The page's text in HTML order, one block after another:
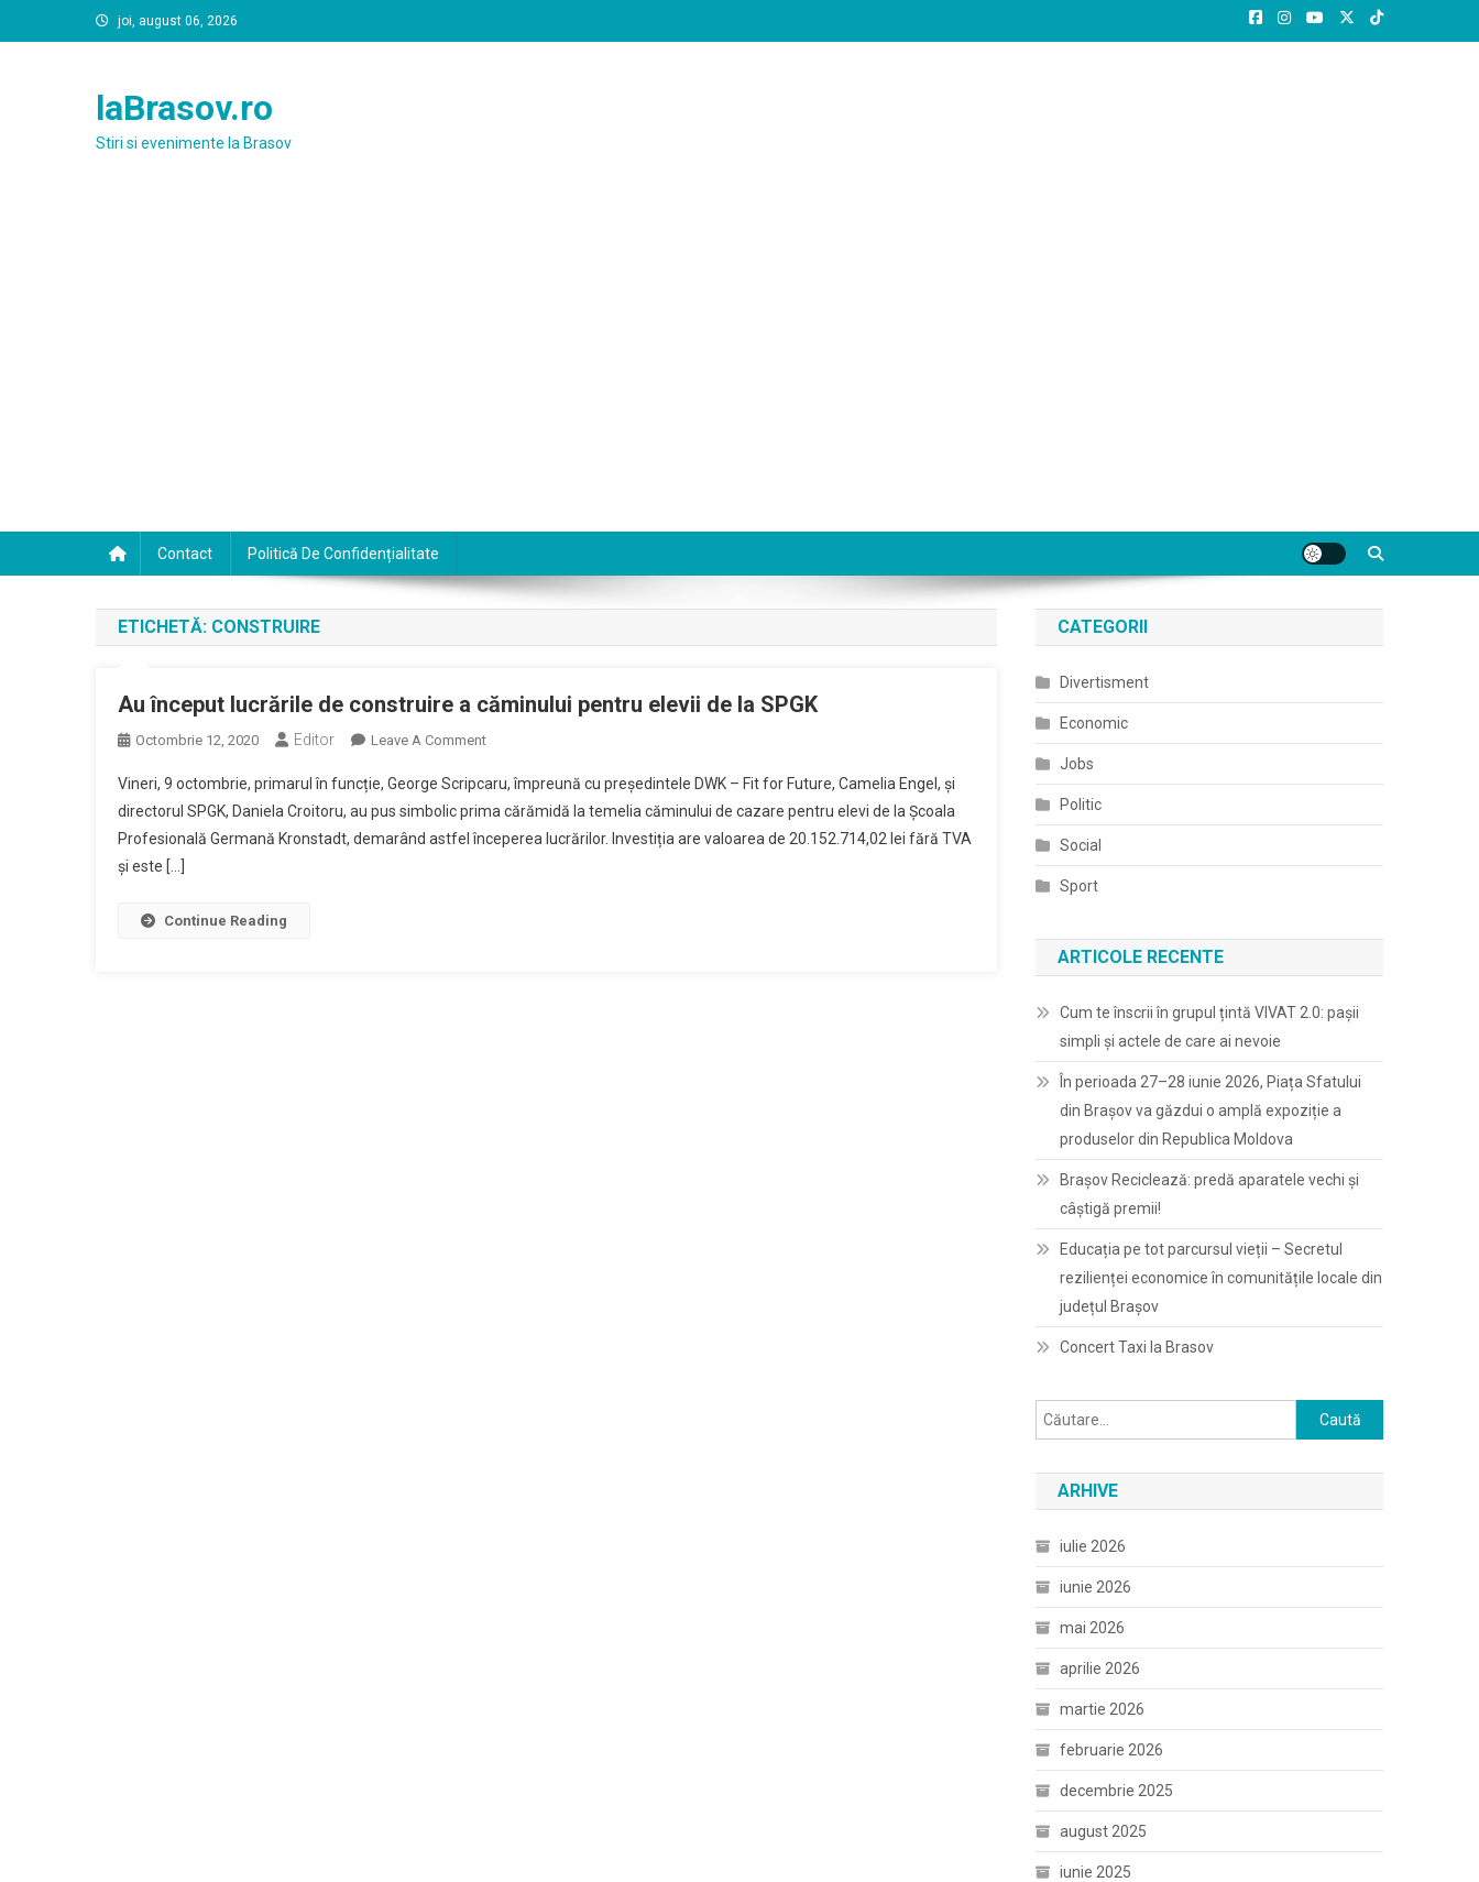
to
joi, august 06, 2026
laBrasov.ro
Stiri si evenimente la Brasov
Contact Politică De Confidențialitate
ETICHETĂ: CONSTRUIRE
Au început lucrările de construire a căminului pentru elevii de la SPGK
Octombrie 12, 2020 Editor Leave A CommentOn
Început
Lucrările
De
Vineri, 9 octombrie, primarul în funcție, George Scripcaru, împreună cu președintele DWK – Fit for Future, Camelia Engel, și
directorul SPGK, Daniela Croitoru, au pus simbolic prima cărămidă la temelia căminului de cazare pentru elevi de la Școala
Profesională Germană Kronstadt, demarând astfel începerea lucrărilor. Investiția are valoarea de 20.152.714,02 lei fără TVA
și este […]
Continue Reading
CATEGORII
Divertisment
Economic
Jobs
Politic
Social
Sport
ARTICOLE RECENTE
Cum te înscrii în grupul țintă VIVAT 2.0: pașii
simpli și actele de care ai nevoie
În perioada 27–28 iunie 2026, Piața Sfatului
din Brașov va găzdui o amplă expoziție a
produselor din Republica Moldova
Brașov Reciclează: predă aparatele vechi și
câștigă premii!
Educația pe tot parcursul vieții – Secretul
rezilienței economice în comunitățile locale din
județul Brașov
Concert Taxi la Brasov
Caută
după:
ARHIVE
iulie 2026
iunie 2026
mai 2026
aprilie 2026
martie 2026
februarie 2026
decembrie 2025
august 2025
iunie 2025